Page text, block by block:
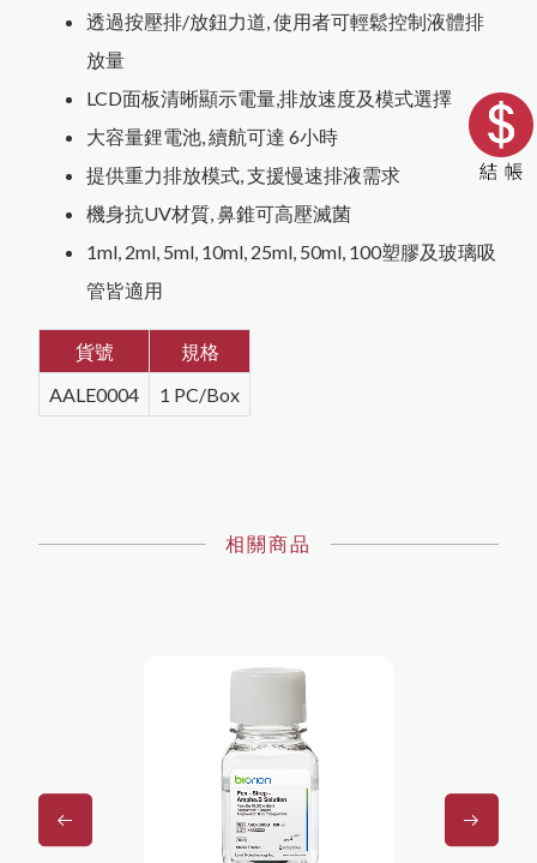
透過按壓排/放鈕力道, 使用者可輕鬆控制液體排
放量
LCD面板清晰顯示電量,排放速度及模式選擇
大容量鋰電池, 續航可達 6小時
提供重力排放模式, 支援慢速排液需求
機身抗UV材質, 鼻錐可高壓滅菌
1ml, 2ml, 5ml, 10ml, 25ml, 50ml, 100塑膠及玻璃吸
管皆適用
貨號
規格
AALE0004
1 PC/Box
相關商品